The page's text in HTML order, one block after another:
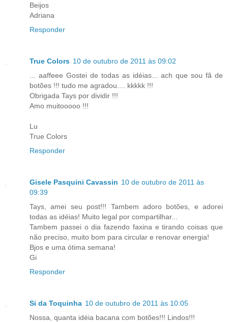
Beijos
Adriana
Responder
True Colors 10 de outubro de 2011 às 09:02
... aaffeee Gostei de todas as idéias... ach que sou fã de
botões !!! tudo me agradou.... kkkkk !!!
Obrigada Tays por dividir !!!
Amo muitooooo !!!
Lu
True Colors
Responder
Gisele Pasquini Cavassin 10 de outubro de 2011 às
09:39
Tays, amei seu post!!! Tambem adoro botões, e adorei
todas as idéias! Muito legal por compartilhar...
Tambem passei o dia fazendo faxina e tirando coisas que
não preciso, muito bom para circular e renovar energia!
Bjos e uma ótima semana!
Gi
Responder
Si da Toquinha 10 de outubro de 2011 às 10:05
Nossa, quanta idéia bacana com botões!!! Lindos!!!